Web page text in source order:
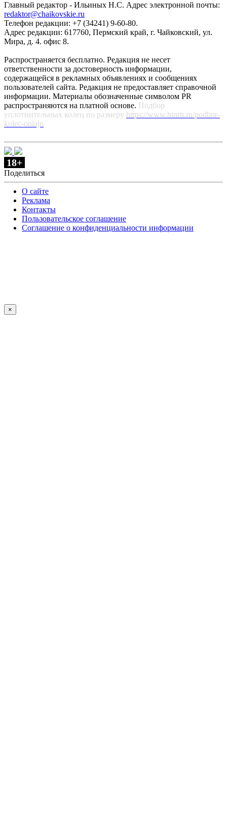
Главный редактор - Ильиных Н.С. Адрес электронной почты:
redaktor@chaikovskie.ru
Телефон редакции: +7 (34241) 9-60-80.
Адрес редакции: 617760, Пермский край, г. Чайковский, ул.
Мира, д. 4. офис 8.
Распространяется бесплатно. Редакция не несет
ответственности за достоверность информации,
содержащейся в рекламных объявлениях и сообщениях
пользователей сайта. Редакция не предоставляет справочной
информации. Материалы обозначенные символом PR
распространяются на платной основе. Подбор
уплотнительных колец по размеру https://www.binrti.ru/podbor-
kolec-onlajn
18+
Поделиться
О сайте
Реклама
Контакты
Пользовательское соглашение
Соглашение о конфиденциальности информации
×